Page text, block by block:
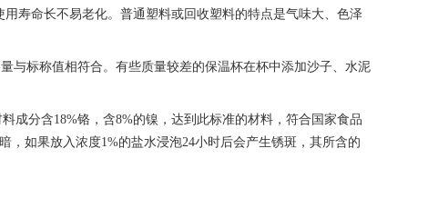
命长不易老化。普通塑料或回收塑料的特点是气味大、色泽
标称值相符合。有些质量较差的保温杯在杯中添加沙子、水泥
分含18%铬，含8%的镍，达到此标准的材料，符合国家食品
如果放入浓度1%的盐水浸泡24小时后会产生锈斑，其所含的